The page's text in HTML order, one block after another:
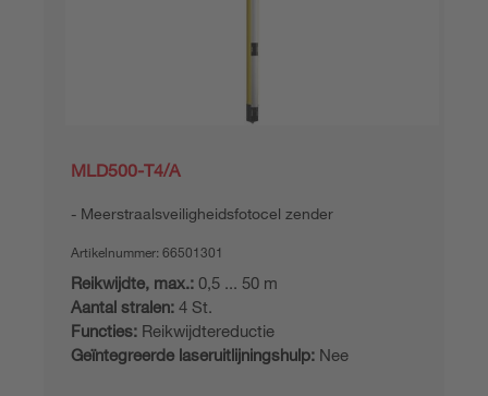
MLD500-T4/A
Meerstraalsveiligheidsfotocel zender
Artikelnummer: 66501301
Reikwijdte, max.: 0,5 ... 50 m
Aantal stralen: 4 St.
Functies: Reikwijdtereductie
Geïntegreerde laseruitlijningshulp: Nee